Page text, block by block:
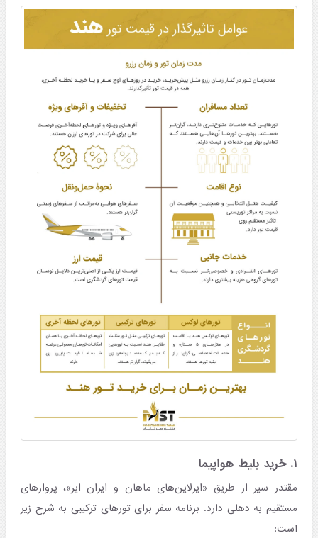
۱. خرید بلیط هواپیما
مقتدر سیر از طریق «ایرلاین‌های ماهان و ایران ایر»، پروازهای
مستقیم به دهلی دارد. برنامه سفر برای تورهای ترکیبی به شرح زیر
است: